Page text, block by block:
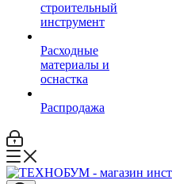
строительный
инструмент
Расходные
материалы и
оснастка
Распродажа